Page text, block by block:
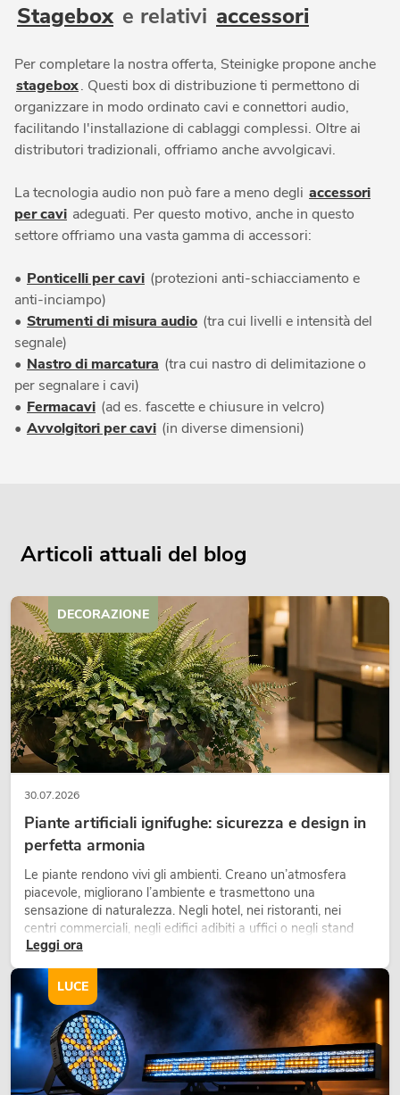
Stagebox e relativi accessori
Per completare la nostra offerta, Steinigke propone anche
stagebox. Questi box di distribuzione ti permettono di
organizzare in modo ordinato cavi e connettori audio,
facilitando l'installazione di cablaggi complessi. Oltre ai
distributori tradizionali, offriamo anche avvolgicavi.
La tecnologia audio non può fare a meno degli accessori
per cavi adeguati. Per questo motivo, anche in questo
settore offriamo una vasta gamma di accessori:
• Ponticelli per cavi (protezioni anti-schiacciamento e
anti-inciampo)
• Strumenti di misura audio (tra cui livelli e intensità del
segnale)
• Nastro di marcatura (tra cui nastro di delimitazione o
per segnalare i cavi)
• Fermacavi (ad es. fascette e chiusure in velcro)
• Avvolgitori per cavi (in diverse dimensioni)
Articoli attuali del blog
30.07.2026
Piante artificiali ignifughe: sicurezza e design in
perfetta armonia
Le piante rendono vivi gli ambienti. Creano un’atmosfera
piacevole, migliorano l’ambiente e trasmettono una
sensazione di naturalezza. Negli hotel, nei ristoranti, nei
centri commerciali, negli edifici adibiti a uffici o negli stand
fieristici, una vegetazione di alta qualità è ormai parte
Leggi ora
DECORAZIONE
LUCE